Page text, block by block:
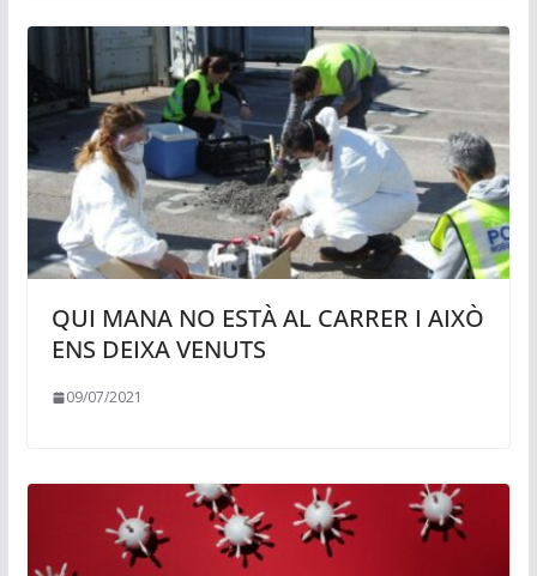
QUI MANA NO ESTÀ AL CARRER I AIXÒ
ENS DEIXA VENUTS
09/07/2021